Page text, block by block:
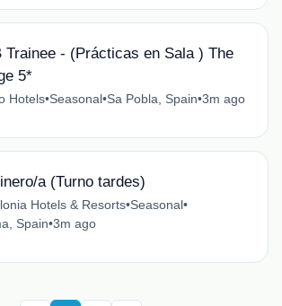
Trainee - (Prácticas en Sala ) The
5*
Hotels•Seasonal•Sa Pobla, Spain•3m ago
a (Turno tardes)
Hotels & Resorts•Seasonal•
Spain•3m ago